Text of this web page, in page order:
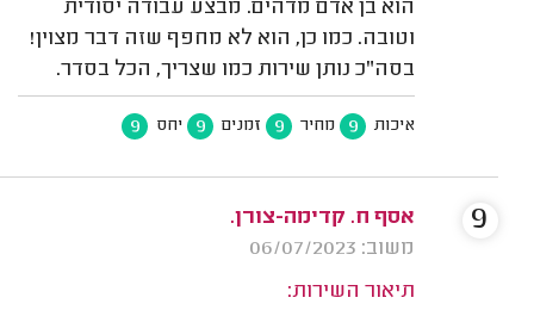
הוא בן אדם מדהים. מבצע עבודה יסודית
וטובה. כמו כן, הוא לא מחפף שזה דבר מצוין!
בסה"כ נותן שירות כמו שצריך, הכל בסדר.
איכות 9 מחיר 9 זמנים 9 יחס 9
אסף ח. קדימה-צורן.
משוב: 06/07/2023
תיאור השירות:
9